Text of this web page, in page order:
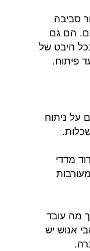
סביבה
הם גם
היבט של
פיתוח.
על ניתוח
מדדי
מה עובד
אנוש יש